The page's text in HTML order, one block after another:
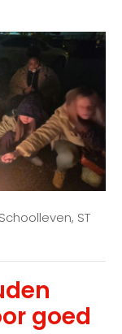
Schoolleven, ST
goed